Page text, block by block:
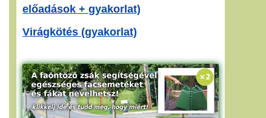
előadások + gyakorlat)
Virágkötés (gyakorlat)